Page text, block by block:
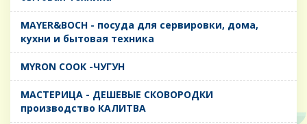
MAYER&BOCH - посуда для сервировки, дома,
кухни и бытовая техника
MYRON COOK -ЧУГУН
MАСТЕРИЦА - ДЕШЕВЫЕ СКОВОРОДКИ
производство КАЛИТВА